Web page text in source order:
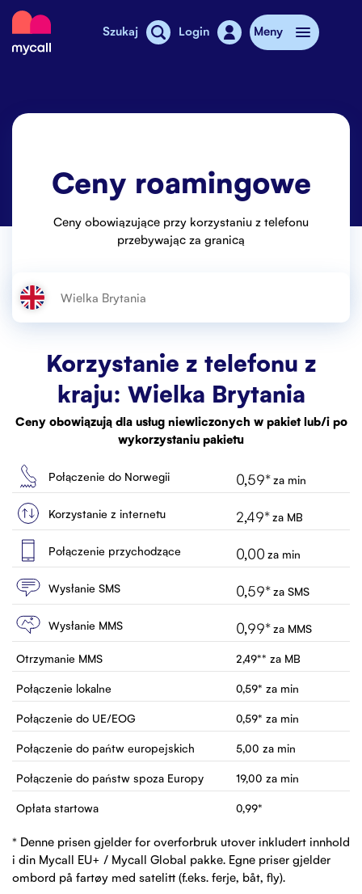
Mycall
Szukaj Login Meny
Sklepy MyCall
Dodatkowy internet
Cennik
Biuro Obsługi
Ceny roamingowe
Ceny obowiązujące przy korzystaniu z telefonu
przebywając za granicą
Korzystanie z telefonu z
kraju: Wielka Brytania
Ceny obowiązują dla usług niewliczonych w pakiet lub/i po
wykorzystaniu pakietu
Połączenie do Norwegii 0,59*za min
Korzystanie z internetu 2,49*za MB
Połączenie przychodzące 0,00 za min
Wysłanie SMS 0,59*za SMS
Wysłanie MMS 0,99*za MMS
Otrzymanie MMS 2,49** za MB
Połączenie lokalne 0,59* za min
Połączenie do UE/EOG 0,59* za min
Połączenie do pańtw europejskich 5,00 za min
Połączenie do państw spoza Europy 19,00 za min
Opłata startowa 0,99*
* Denne prisen gjelder for overforbruk utover inkludert innhold
i din Mycall EU+ / Mycall Global pakke. Egne priser gjelder
ombord på fartøy med satelitt (f.eks. ferje, båt, fly).